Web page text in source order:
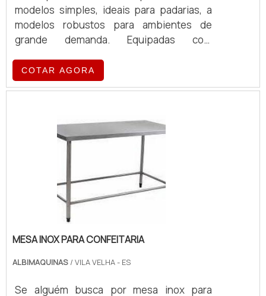
modelos simples, ideais para padarias, a
modelos robustos para ambientes de
grande demanda. Equipadas com
oferecem eficiência e qualidade no
preparo de café, atendendo a diferentes
COTAR AGORA
MESA INOX PARA CONFEITARIA
ALBIMAQUINAS / VILA VELHA - ES
Se alguém busca por mesa inox para